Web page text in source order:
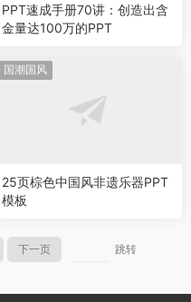
PPT速成手册70讲：创造出含
金量达100万的PPT
国潮国风
25页棕色中国风非遗乐器PPT
模板
下一页 跳转